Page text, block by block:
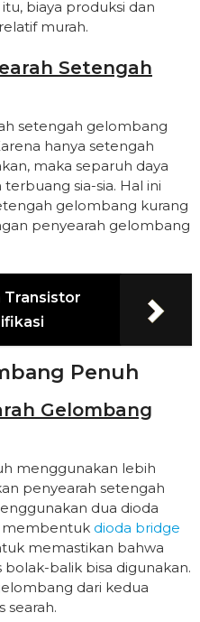
biaya produksi dan
murah.
Setengah
setengah gelombang
hanya setengah
maka separuh daya
sia-sia. Hal ini
gelombang kurang
penyearah gelombang
Transistor
Penuh
Gelombang
menggunakan lebih
penyearah setengah
dua dioda
membentuk dioda bridge
memastikan bahwa
balik bisa digunakan.
dari kedua
searah.